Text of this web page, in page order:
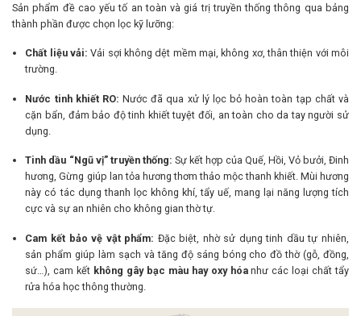
Sản phẩm đề cao yếu tố an toàn và giá trị truyền thống thông qua bảng
thành phần được chọn lọc kỹ lưỡng:
Chất liệu vải: Vải sợi không dệt mềm mại, không xơ, thân thiện với môi
trường.
Nước tinh khiết RO: Nước đã qua xử lý lọc bỏ hoàn toàn tạp chất và
cặn bẩn, đảm bảo độ tinh khiết tuyệt đối, an toàn cho da tay người sử
dụng.
Tinh dầu “Ngũ vị” truyền thống: Sự kết hợp của Quế, Hồi, Vỏ bưởi, Đinh
hương, Gừng giúp lan tỏa hương thơm thảo mộc thanh khiết. Mùi hương
này có tác dụng thanh lọc không khí, tẩy uế, mang lại năng lượng tích
cực và sự an nhiên cho không gian thờ tự.
Cam kết bảo vệ vật phẩm: Đặc biệt, nhờ sử dụng tinh dầu tự nhiên,
sản phẩm giúp làm sạch và tăng độ sáng bóng cho đồ thờ (gỗ, đồng,
sứ…), cam kết không gây bạc màu hay oxy hóanhư các loại chất tẩy
rửa hóa học thông thường.